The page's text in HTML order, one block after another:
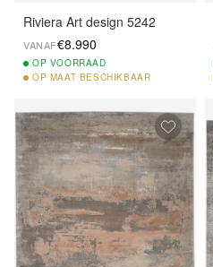
Riviera Art design 5242
VANAF€8.990
OP VOORRAAD
OP MAAT BESCHIKBAAR